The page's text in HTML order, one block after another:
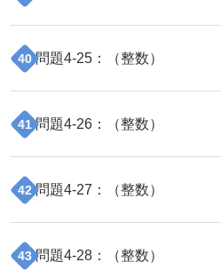
40 問題4-25 ：（整数）
41 問題4-26 ：（整数）
42 問題4-27 ：（整数）
43 問題4-28 ：（整数）